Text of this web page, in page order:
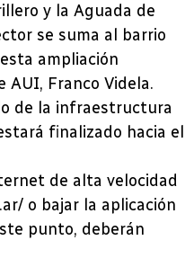
y la Aguada de
se suma al barrio
ampliación
AUI, Franco Videla.
de la infraestructura
finalizado hacia el
de alta velocidad
o bajar la aplicación
punto, deberán